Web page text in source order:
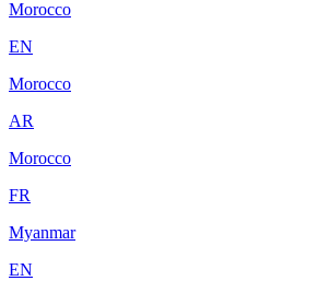
Morocco
EN
Morocco
AR
Morocco
FR
Myanmar
EN